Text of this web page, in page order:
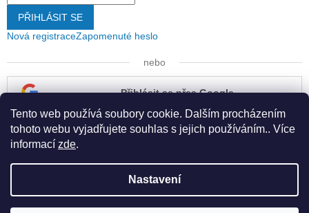
Tento web používá soubory cookie. Dalším procházením
tohoto webu vyjadřujete souhlas s jejich používáním.. Více
informací zde.
Nastavení
PŘIHLÁSIT SE
Nová registraceZapomenuté heslo
nebo
Přihlásit se přes Google
Přihlásit se přes Seznam
Vytvořil Shoptet